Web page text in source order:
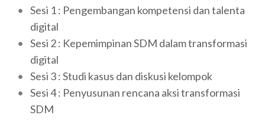
Sesi 1 : Pengembangan kompetensi dan talenta
digital
Sesi 2 : Kepemimpinan SDM dalam transformasi
digital
Sesi 3 : Studi kasus dan diskusi kelompok
Sesi 4 : Penyusunan rencana aksi transformasi
SDM